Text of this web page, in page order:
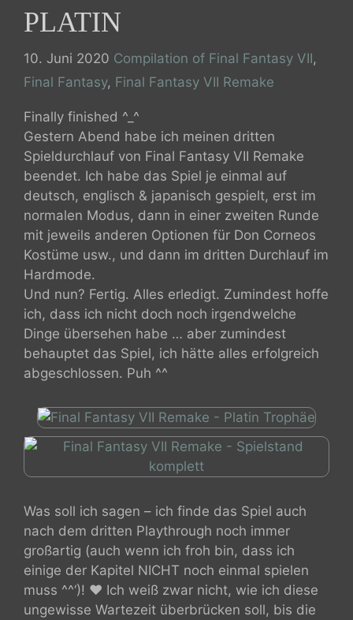
PLATIN
10. Juni 2020 Kategorien
Compilation of Final Fantasy VII,
Final Fantasy, Final Fantasy VII Remake
Finally finished ^_^
Gestern Abend habe ich meinen dritten
Spieldurchlauf von Final Fantasy VII Remake
beendet. Ich habe das Spiel je einmal auf
deutsch, englisch & japanisch gespielt, erst im
normalen Modus, dann in einer zweiten Runde
mit jeweils anderen Optionen für Don Corneos
Kostüme usw., und dann im dritten Durchlauf im
Hardmode.
Und nun? Fertig. Alles erledigt. Zumindest hoffe
ich, dass ich nicht doch noch irgendwelche
Dinge übersehen habe … aber zumindest
behauptet das Spiel, ich hätte alles erfolgreich
abgeschlossen. Puh ^^
Was soll ich sagen – ich finde das Spiel auch
nach dem dritten Playthrough noch immer
großartig (auch wenn ich froh bin, dass ich
einige der Kapitel NICHT noch einmal spielen
muss ^^‘)! ❤ Ich weiß zwar nicht, wie ich diese
ungewisse Wartezeit überbrücken soll, bis die